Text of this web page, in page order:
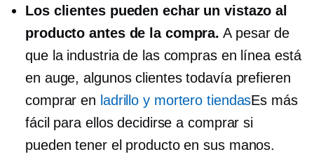
Los clientes pueden echar un vistazo al
producto antes de la compra. A pesar de
que la industria de las compras en línea está
en auge, algunos clientes todavía prefieren
comprar en ladrillo y mortero tiendasEs más
fácil para ellos decidirse a comprar si
pueden tener el producto en sus manos.